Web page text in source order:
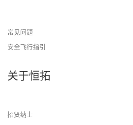
常见问题
安全飞行指引
关于恒拓
招贤纳士